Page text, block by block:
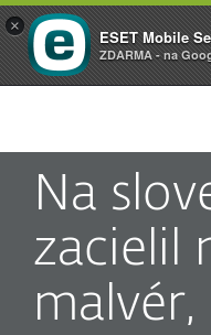
Na
zacielil
malvér,
×
ESET Mobile
ZDARMA - na